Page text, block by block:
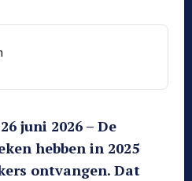
juni 2026 – De
hebben in 2025
ontvangen. Dat